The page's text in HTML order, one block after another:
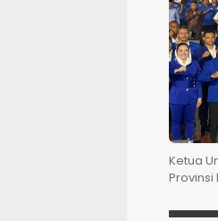
Ketua
Provinsi